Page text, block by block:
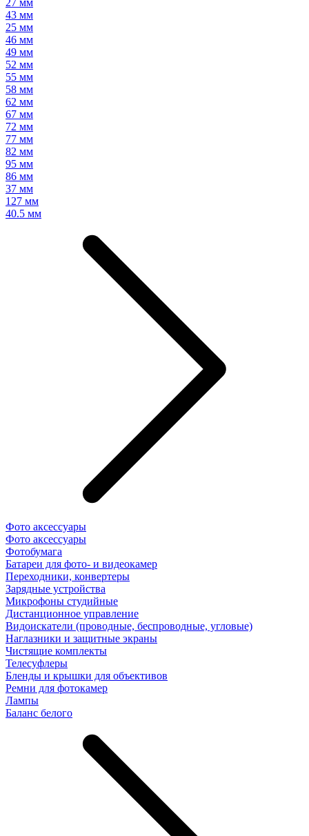
27 мм
43 мм
25 мм
46 мм
49 мм
52 мм
55 мм
58 мм
62 мм
67 мм
72 мм
77 мм
82 мм
95 мм
86 мм
37 мм
127 мм
40.5 мм
Фото аксессуары
Фото аксессуары
Фотобумага
Батареи для фото- и видеокамер
Переходники, конвертеры
Зарядные устройства
Микрофоны студийные
Дистанционное управление
Видоискатели (проводные, беспроводные, угловые)
Наглазники и защитные экраны
Чистящие комплекты
Телесуфлеры
Бленды и крышки для объективов
Ремни для фотокамер
Лампы
Баланс белого